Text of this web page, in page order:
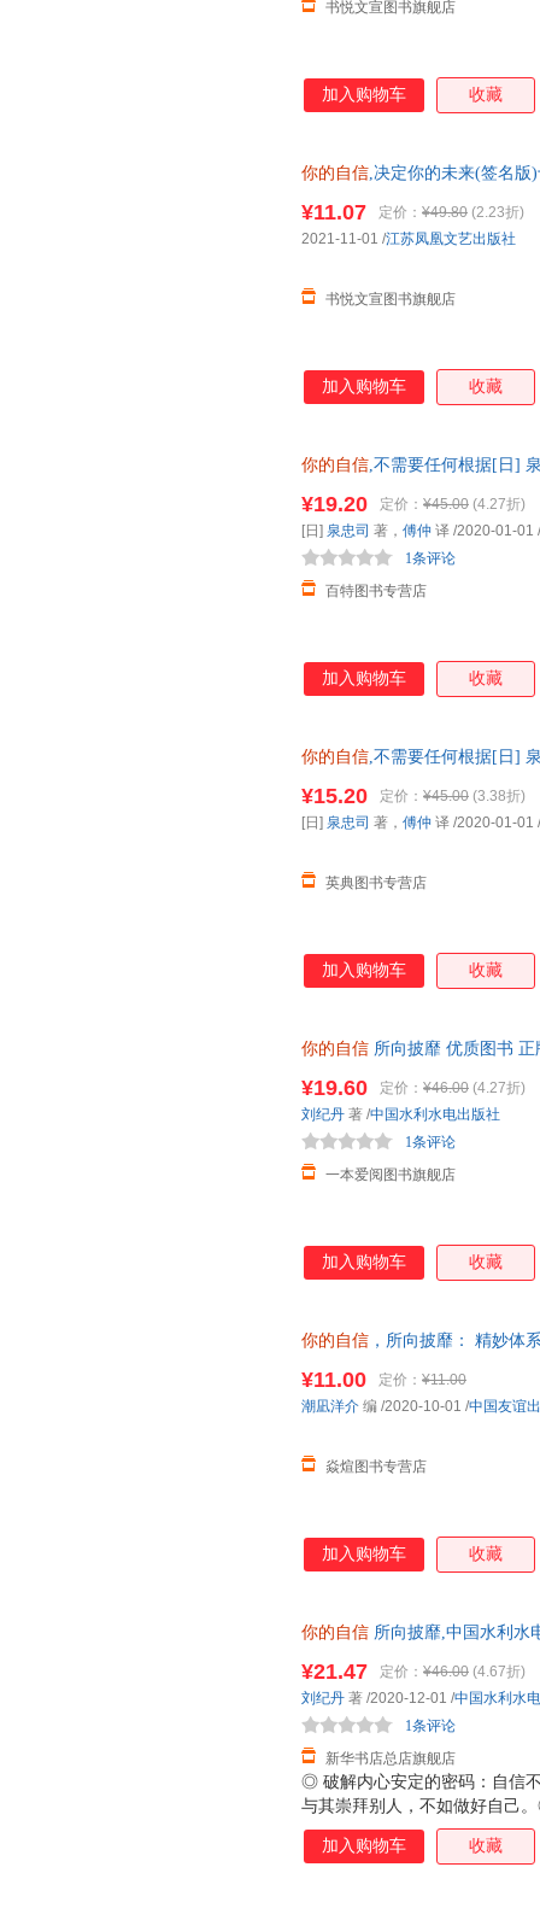
书悦文宣图书旗舰店
加入购物车 收藏
你的自信,决定你的未来(签名版
¥11.07 定价： ¥49.80 (2.23折)
书悦文宣图书旗舰店
2021-11-01 /江苏凤凰文艺出版社
加入购物车 收藏
你的自信,不需要任何根据[日]
¥19.20 定价： ¥45.00 (4.27折)
百特图书专营店
1条评论
[日] 泉忠司 著， 傅仲 译 /2020-01-01 /
加入购物车 收藏
你的自信,不需要任何根据[日]
¥15.20 定价： ¥45.00 (3.38折)
英典图书专营店
[日] 泉忠司 著， 傅仲 译 /2020-01-01 /
加入购物车 收藏
你的自信 所向披靡 优质图书 正
¥19.60 定价： ¥46.00 (4.27折)
一本爱阅图书旗舰店
1条评论
刘纪丹 著 /中国水利水电出版社
加入购物车 收藏
你的自信 ，所向披靡： 精妙体
¥11.00 定价： ¥11.00
焱煊图书专营店
潮凪洋介 编 /2020-10-01 /中国友谊
加入购物车 收藏
你的自信 所向披靡,中国水利水
13284178503
◎ 破解内心安定的密码：自信
与其崇拜别人，不如做好自己
的人肯对自己下狠手；悄悄努
一次失败。◎ 从低自尊到高度
¥21.47 定价： ¥46.00 (4.67折)
新华书店总店旗舰店
1条评论
刘纪丹 著 /2020-12-01 /中国水利水
加入购物车 收藏